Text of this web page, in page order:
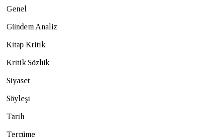
Genel
Gündem Analiz
Kitap Kritik
Kritik Sözlük
Siyaset
Söyleşi
Tarih
Tercüme